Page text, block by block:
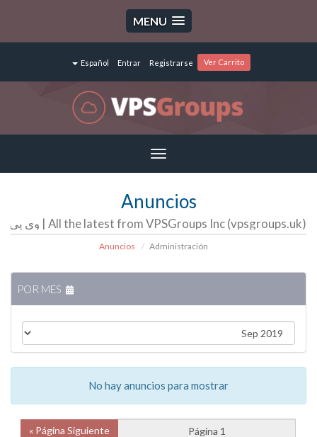
MENU
Español Entrar Registrarse Ver Carrito
Toggle
navigation
Anuncios
All the latest from VPSGroups Inc (vpsgroups.uk) | وی پی اس گروپ | سرور مجازی | سرور اختصاصی | هاست
Administración
No hay anuncios para mostrar
Página Siguiente »